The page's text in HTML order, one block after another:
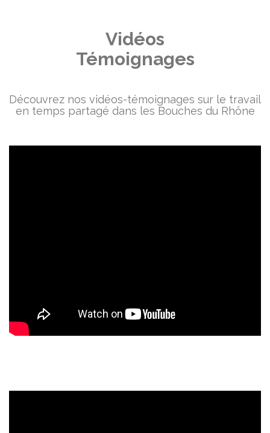
Vidéos
Témoignages
Découvrez nos vidéos-témoignages sur le travail
en temps partagé dans les Bouches du Rhône